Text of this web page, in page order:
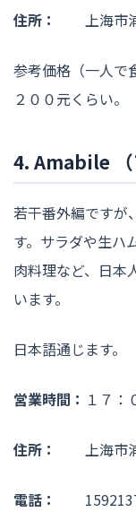
住所： 上海市浦
参考価格（一人で
２００元くらい。
4. Amabile （
若干番外編ですが
す。サラダや生ハ
肉料理など、日本
います。
日本語通じます。
営業時間： １７：
住所： 上海市浦
電話：